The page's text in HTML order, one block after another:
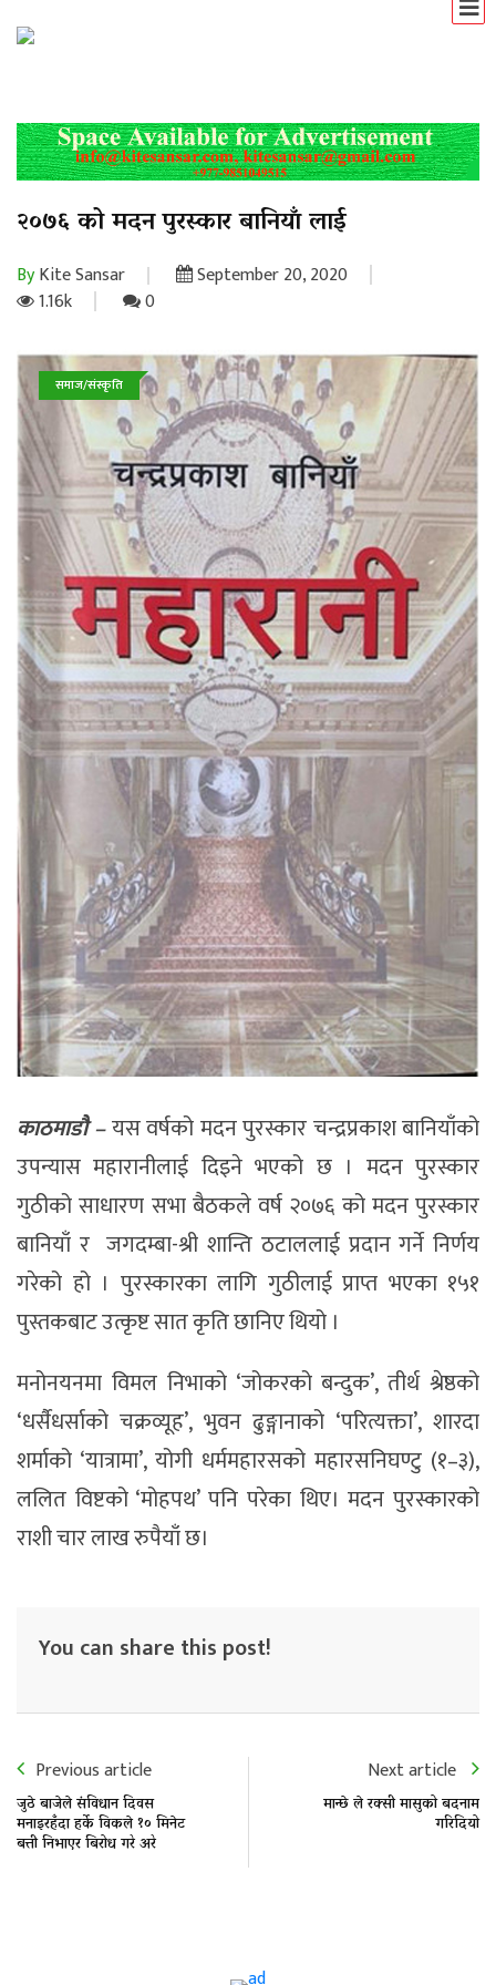
२०७६ को मदन पुरस्कार बानियाँ लाई
ByKite Sansar
September 20, 2020
1.16k
0
समाज/संस्कृति
काठमाडौै –यस वर्षको मदन पुरस्कार चन्द्रप्रकाश बानियाँको
उपन्यास महारानीलाई दिइने भएको छ । मदन पुरस्कार
गुठीको साधारण सभा बैठकले वर्ष २०७६ को मदन पुरस्कार
बानियाँ र जगदम्बा-श्री शान्ति ठटाललाई प्रदान गर्ने निर्णय
गरेको हो । पुरस्कारका लागि गुठीलाई प्राप्त भएका १५१
पुस्तकबाट उत्कृष्ट सात कृति छानिए थियो ।
मनोनयनमा विमल निभाको ‘जोकरको बन्दुक’, तीर्थ श्रेष्ठको
‘धर्सैधर्साको चक्रव्यूह’, भुवन ढुङ्गानाको ‘परित्यक्ता’, शारदा
शर्माको ‘यात्रामा’, योगी धर्ममहारसको महारसनिघण्टु (१–३),
ललित विष्टको ‘मोहपथ’ पनि परेका थिए। मदन पुरस्कारको
राशी चार लाख रुपैयाँ छ।
You can share this post!
Previous article
जुठे बाजेले संविधान दिवस
मनाइरहँदा हर्के विकले १० मिनेट
बत्ती निभाएर बिरोध गरे अरे
Next article
मान्छे ले रक्सी मासुको बदनाम
गरिदियो